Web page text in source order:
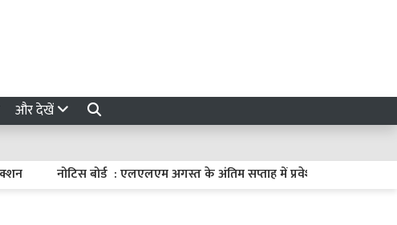
और देखें
नोटिस बोर्ड : एलएलएम अगस्त के अंतिम सप्ताह में प्रवेश परीक्षा